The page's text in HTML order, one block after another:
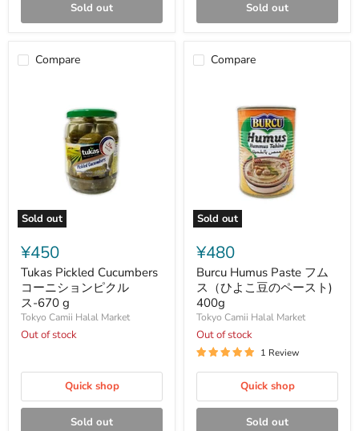
Sold out Sold out
Compare
Sold out
Pickled
Cucumbers
コ
ー
ニ
シ
ョ
ン
ル
g
¥450
Tukas Pickled Cucumbers
コーニションピクル
ス-670 g
Tokyo Camii Halal Market
Out of stock
Quick shop
Sold out
Compare
Sold out
Humus
Paste
フ
ム
ス
（ひ
よ
こ
豆
の
ペ
ス
ト)
¥480
Burcu Humus Paste フム
ス（ひよこ豆のペースト)
400g
Tokyo Camii Halal Market
Out of stock
1 Review
Quick shop
Sold out